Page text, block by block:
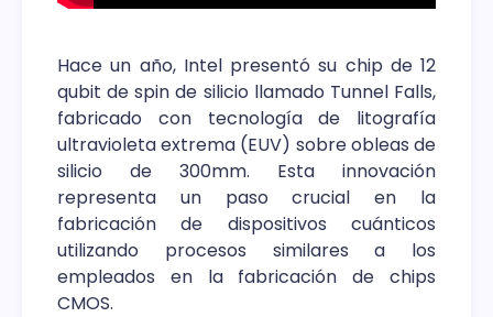
Hace un año, Intel presentó su chip de 12
qubit de spin de silicio llamado Tunnel Falls,
fabricado con tecnología de litografía
ultravioleta extrema (EUV) sobre obleas de
silicio de 300mm. Esta innovación
representa un paso crucial en la
fabricación de dispositivos cuánticos
utilizando procesos similares a los
empleados en la fabricación de chips
CMOS.